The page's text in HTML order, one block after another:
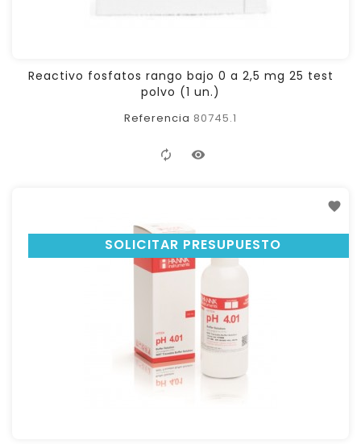
Reactivo fosfatos rango bajo 0 a 2,5 mg 25 test
polvo (1 un.)
Referencia 80745.1
SOLICITAR PRESUPUESTO